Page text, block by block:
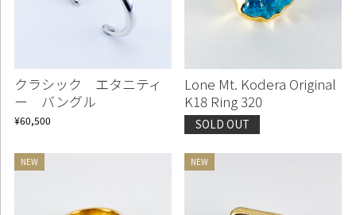
クラシック エタニティ
ー バングル
¥60,500
Lone Mt. Kodera Original
K18 Ring 320
SOLD OUT